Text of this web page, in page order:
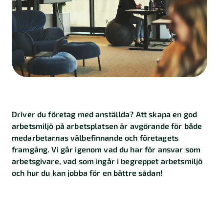
Företagande
Marknadsföring
Import
och
export
Driver du företag med anställda? Att skapa en god
arbetsmiljö på arbetsplatsen är avgörande för både
medarbetarnas välbefinnande och företagets
framgång. Vi går igenom vad du har för ansvar som
arbetsgivare, vad som ingår i begreppet arbetsmiljö
och hur du kan jobba för en bättre sådan!